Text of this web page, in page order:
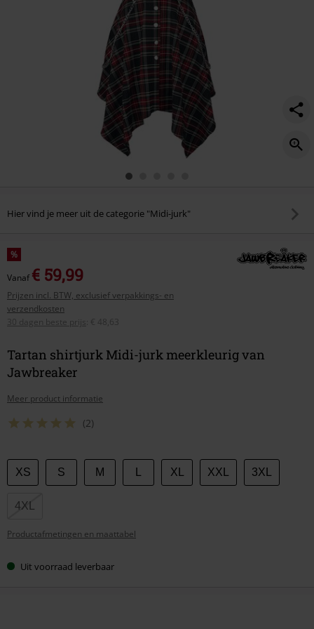
Hier vind je meer uit de categorie "Midi-jurk"
%
Vanaf€ 59,99
Prijzen incl. BTW, exclusief verpakkings- en
verzendkosten
30 dagen beste prijs
€ 48,63
Tartan shirtjurk Midi-jurk meerkleurig van
Jawbreaker
Meer product informatie
(2)
Kies
je
maat
XS S M XL XXL 3XL
4XL
Productafmetingen en maattabel
Uit voorraad leverbaar